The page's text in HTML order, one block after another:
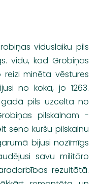
viduslaiku pils
vidu, kad Grobiņas
minēta vēstures
no koka, jo 1263.
pils uzcelta no
pilskalnam -
seno kuršu pilskalnu
bijusi nozīmīgs
savu militāro
rezultātā.